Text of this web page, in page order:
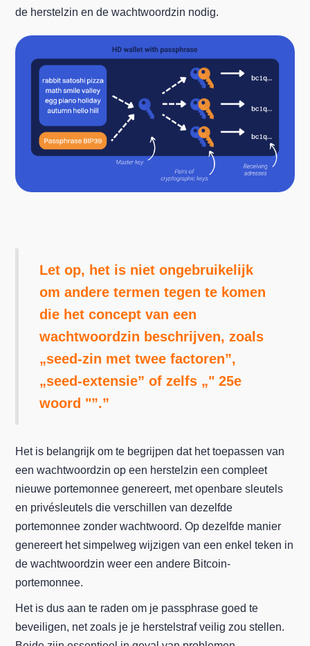
de herstelzin en de wachtwoordzin nodig.
Let op, het is niet ongebruikelijk
om andere termen tegen te komen
die het concept van een
wachtwoordzin beschrijven, zoals
„seed-zin met twee factoren”,
„seed-extensie” of zelfs „" 25e
woord "”.”
Het is belangrijk om te begrijpen dat het toepassen van
een wachtwoordzin op een herstelzin een compleet
nieuwe portemonnee genereert, met openbare sleutels
en privésleutels die verschillen van dezelfde
portemonnee zonder wachtwoord. Op dezelfde manier
genereert het simpelweg wijzigen van een enkel teken in
de wachtwoordzin weer een andere Bitcoin-
portemonnee.
Het is dus aan te raden om je passphrase goed te
beveiligen, net zoals je je herstelstraf veilig zou stellen.